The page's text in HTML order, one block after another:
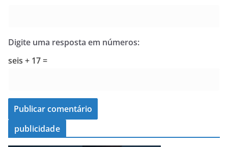
Digite uma resposta em números:
seis + 17 =
publicidade